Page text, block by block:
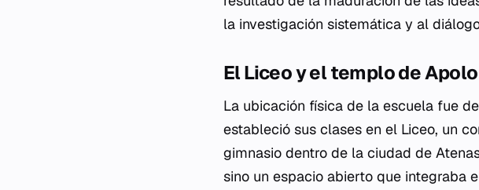
la investigación sistemática y al
El Liceo y el templo de
La ubicación física de la escuela fue
estableció sus clases en el Liceo, un
gimnasio dentro de la ciudad de
sino un espacio abierto que integraba